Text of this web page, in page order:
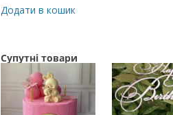
Додати в кошик
Супутні товари